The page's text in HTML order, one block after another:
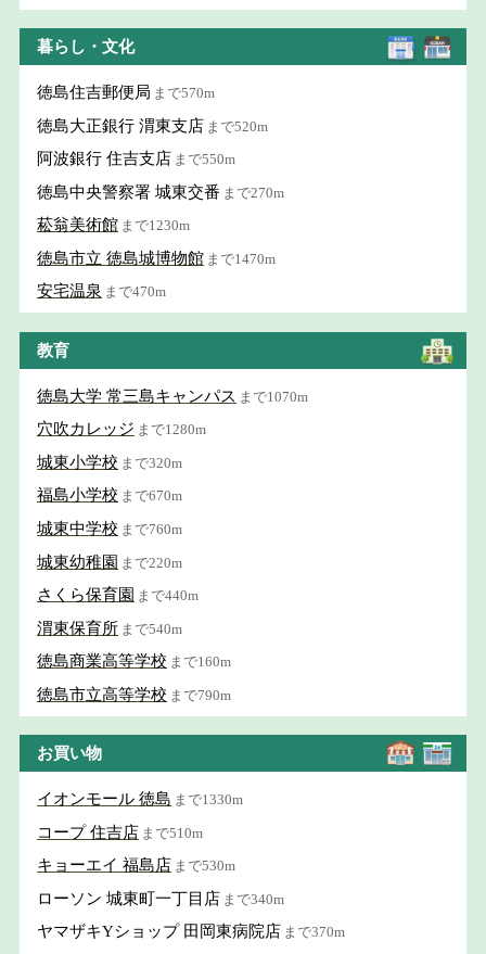
暮らし・文化
徳島住吉郵便局 まで570m
徳島大正銀行 渭東支店 まで520m
阿波銀行 住吉支店 まで550m
徳島中央警察署 城東交番 まで270m
菘翁美術館 まで1230m
徳島市立 徳島城博物館 まで1470m
安宅温泉 まで470m
教育
徳島大学 常三島キャンパス まで1070m
穴吹カレッジ まで1280m
城東小学校 まで320m
福島小学校 まで670m
城東中学校 まで760m
城東幼稚園 まで220m
さくら保育園 まで440m
渭東保育所 まで540m
徳島商業高等学校 まで160m
徳島市立高等学校 まで790m
お買い物
イオンモール 徳島 まで1330m
コープ 住吉店 まで510m
キョーエイ 福島店 まで530m
ローソン 城東町一丁目店 まで340m
ヤマザキYショップ 田岡東病院店 まで370m